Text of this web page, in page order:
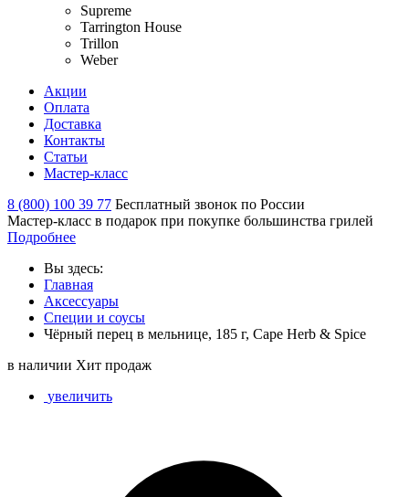
Supreme
Tarrington House
Trillon
Weber
Акции
Оплата
Доставка
Контакты
Статьи
Мастер-класс
8 (800) 100 39 77 Бесплатный звонок по России
Мастер-класс в подарок при покупке большинства грилей
Подробнее
Вы здесь:
Главная
Аксессуары
Специи и соусы
Чёрный перец в мельнице, 185 г, Cape Herb & Spice
в наличии Хит продаж
увеличить